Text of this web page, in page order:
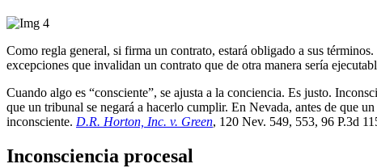
Como regla general, si firma un contrato, estará obligado a sus
excepciones que invalidan un contrato que de otra manera sería
Cuando algo es “consciente”, se ajusta a la conciencia. Es justo.
que un tribunal se negará a hacerlo cumplir. En Nevada, antes de que
inconsciente. D.R. Horton, Inc. v. Green, 120 Nev. 549, 553, 96 P.3d
Inconsciencia procesal